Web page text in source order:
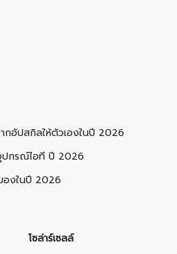
กอัปสกิลให้ตัวเองในปี 2026
ปกรณ์ไอที ปี 2026
องในปี 2026
โซล่าร์เซลล์